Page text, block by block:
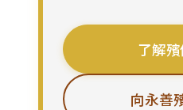
了解
向永善